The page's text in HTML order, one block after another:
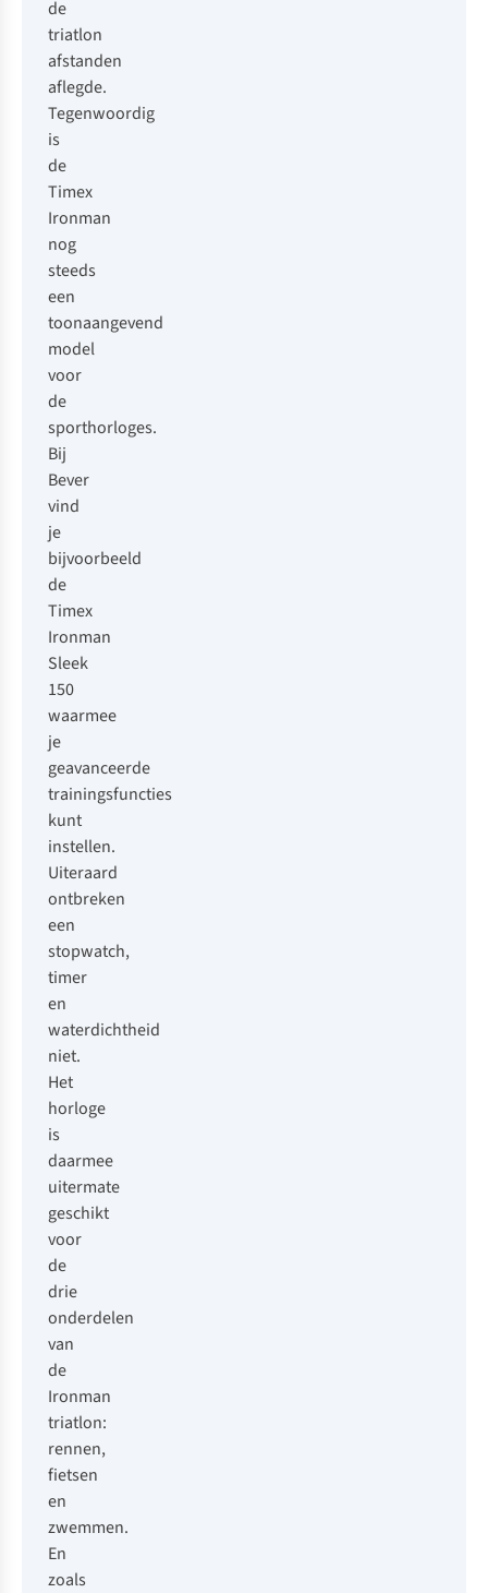
de
triatlon
afstanden
aflegde.
Tegenwoordig
is
de
Timex
Ironman
nog
steeds
een
toonaangevend
model
voor
de
sporthorloges.
Bij
Bever
vind
je
bijvoorbeeld
de
Timex
Ironman
Sleek
150
waarmee
je
geavanceerde
trainingsfuncties
kunt
instellen.
Uiteraard
ontbreken
een
stopwatch,
timer
en
waterdichtheid
niet.
Het
horloge
is
daarmee
uitermate
geschikt
voor
de
drie
onderdelen
van
de
Ironman
triatlon:
rennen,
fietsen
en
zwemmen.
En
zoals